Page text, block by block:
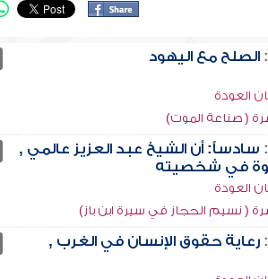
الصلح مع اليهود
العودة
( صناعة الموت)
سادساًً: أن الشيخ عبد العزيز عالمي ,
في شخصيته
العودة
( نسيم الحجاز في سيرة ابن باز)
رعاية حقوق الإنسان في الغرب ,